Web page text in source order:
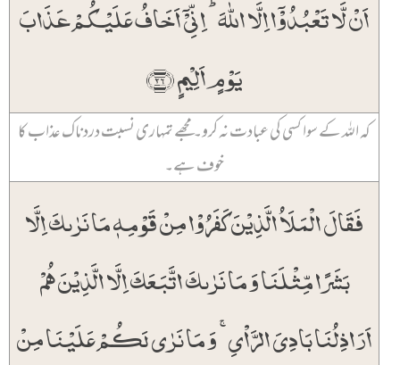
اَنۡ لَّا تَعۡبُدُوۡۤا اِلَّا اللّٰہَ ؕ اِنِّیۡۤ اَخَافُ عَلَیۡکُمۡ عَذَابَ
یَوۡمٍ اَلِیۡمٍ ﴿۲۶﴾
کہ اللہ کے سوا کسی کی عبادت نہ کرو۔ مجھے تمہاری نسبت دردناک عذاب کا
خوف ہے۔
فَقَالَ الۡمَلَاُ الَّذِیۡنَ کَفَرُوۡا مِنۡ قَوۡمِہٖ مَا نَرٰىکَ اِلَّا
بَشَرًا مِّثۡلَنَا وَ مَا نَرٰىکَ اتَّبَعَکَ اِلَّا الَّذِیۡنَ ہُمۡ
اَرَاذِلُنَا بَادِیَ الرَّاۡیِ ۚ وَ مَا نَرٰی لَکُمۡ عَلَیۡنَا مِنۡ